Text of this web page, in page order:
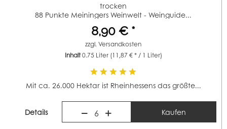
trocken
88 Punkte Meiningers Weinwelt - Weinguide...
8,90 € *
zzgl.Versandkosten
Inhalt0.75 Liter (11,87 € * / 1 Liter)
Mit ca. 26.000 Hektar ist Rheinhessens das größte...
Details 6 Kaufen